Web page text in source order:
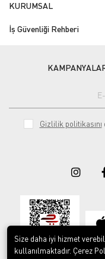
KURUMSAL
İş Güvenliği Rehberi
Gizlilik politikasını
Size daha iyi hizmet
kullanılmaktadır. Çerez